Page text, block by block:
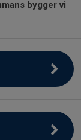
bygger vi